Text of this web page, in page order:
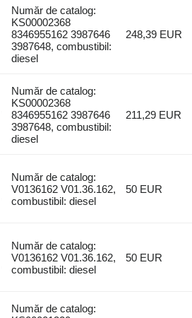
Număr de catalog:
KS00002368
8346955162 3987646
3987648, combustibil:
diesel
248,39 EUR
Număr de catalog:
KS00002368
8346955162 3987646
3987648, combustibil:
diesel
211,29 EUR
Număr de catalog:
V0136162 V01.36.162,
combustibil: diesel
50 EUR
Număr de catalog:
V0136162 V01.36.162,
combustibil: diesel
50 EUR
Număr de catalog: